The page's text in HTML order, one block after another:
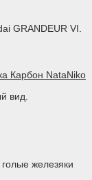
GRANDEUR VI.
Карбон NataNiko
вид.
железяки